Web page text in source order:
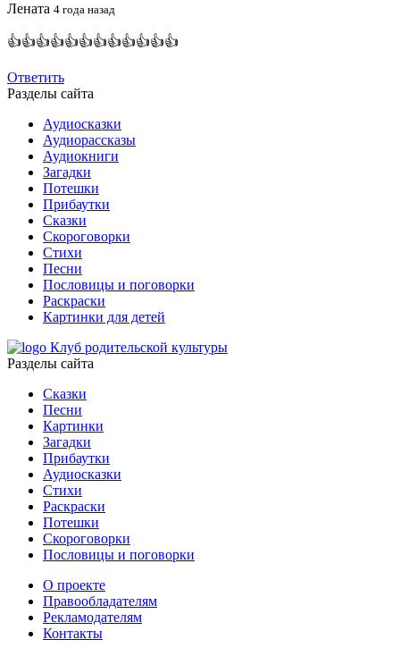
Лената 4 года назад
👍👍👍👍👍👍👍👍👍👍👍👍
Ответить
Разделы сайта
Аудиосказки
Аудиорассказы
Аудиокниги
Загадки
Потешки
Прибаутки
Сказки
Скороговорки
Стихи
Песни
Пословицы и поговорки
Раскраски
Картинки для детей
Клуб родительской культуры
Разделы сайта
Сказки
Песни
Картинки
Загадки
Прибаутки
Аудиосказки
Стихи
Раскраски
Потешки
Скороговорки
Пословицы и поговорки
О проекте
Правообладателям
Рекламодателям
Контакты